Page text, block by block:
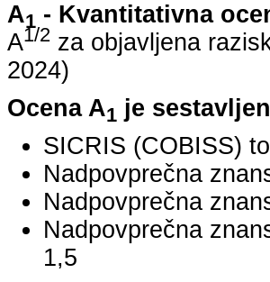
A1 - Kvantitativna
A1/2 za objavljena
2024)
Ocena A1 je
SICRIS (COBISS)
Nadpovprečna
Nadpovprečna
Nadpovprečna
1,5